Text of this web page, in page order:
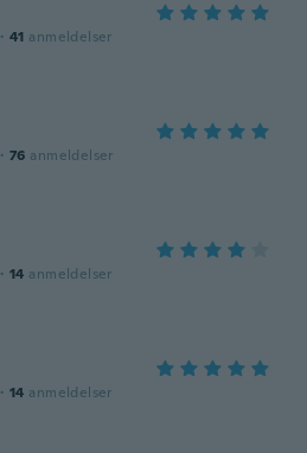
· 41 anmeldelser
· 76 anmeldelser
· 14 anmeldelser
· 14 anmeldelser